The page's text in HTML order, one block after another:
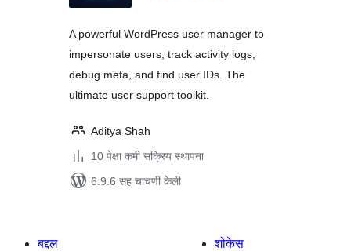
A powerful WordPress user manager to
impersonate users, track activity logs,
debug meta, and find user IDs. The
ultimate user support toolkit.
Aditya Shah
10 पेक्षा कमी सक्रिय स्थापना
6.9.6 सह चाचणी केली
बद्दल
शोकेस